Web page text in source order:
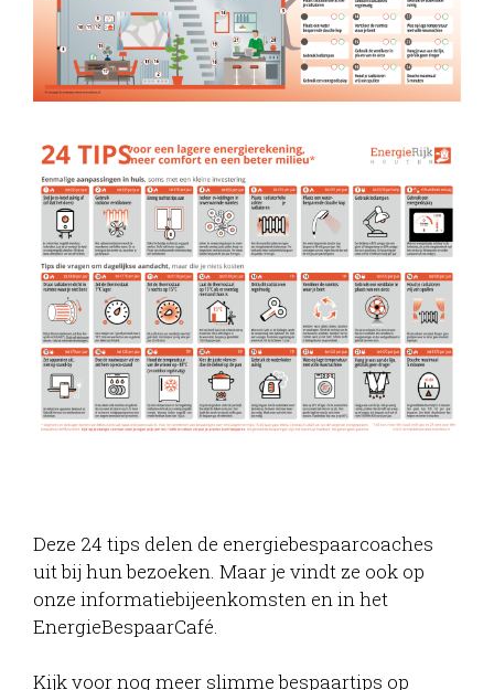
Deze 24 tips delen de energiebespaarcoaches
uit bij hun bezoeken. Maar je vindt ze ook op
onze informatiebijeenkomsten en in het
EnergieBespaarCafé.
Kijk voor nog meer slimme bespaartips op